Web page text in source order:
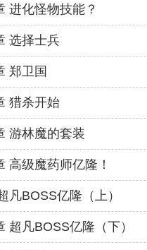
进化怪物技能？
选择士兵
郑卫国
猎杀开始
游林魔的套装
高级魔药师亿隆！
凡BOSS亿隆（上）
超凡BOSS亿隆（下）